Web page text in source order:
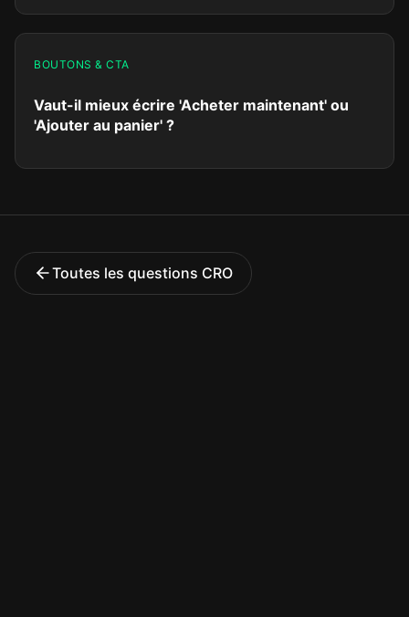
BOUTONS & CTA
Vaut-il mieux écrire 'Acheter maintenant' ou
'Ajouter au panier' ?
Toutes les questions CRO